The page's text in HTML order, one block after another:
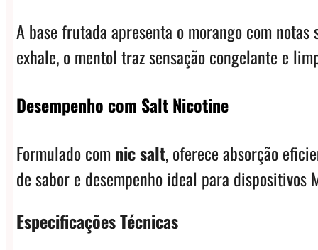
A base frutada apresenta o morango com
exhale, o mentol traz sensação congelante e
Desempenho com Salt Nicotine
Formulado com nic salt, oferece absorção
de sabor e desempenho ideal para dispositivos
Especificações Técnicas